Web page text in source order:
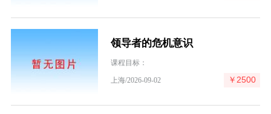
领导者的危机意识
课程目标：
上海/2026-09-02 ￥2500